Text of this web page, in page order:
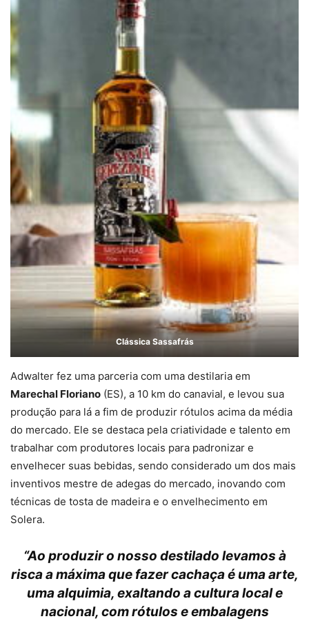
Clássica Sassafrás
Adwalter fez uma parceria com uma destilaria em
Marechal Floriano (ES), a 10 km do canavial, e levou sua
produção para lá a fim de produzir rótulos acima da média
do mercado. Ele se destaca pela criatividade e talento em
trabalhar com produtores locais para padronizar e
envelhecer suas bebidas, sendo considerado um dos mais
inventivos mestre de adegas do mercado, inovando com
técnicas de tosta de madeira e o envelhecimento em
Solera.
“Ao produzir o nosso destilado levamos à
risca a máxima que fazer cachaça é uma arte,
uma alquimia, exaltando a cultura local e
nacional, com rótulos e embalagens